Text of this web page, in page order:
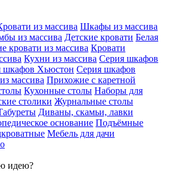
из массива Шкафы из массива
из массива Детские кровати Белая
кровати из массива Кровати
Кухни из массива Серия шкафов
шкафов Хьюстон Серия шкафов
массива Прихожие с каретной
Кухонные столы Наборы для
столики Журнальные столы
Диваны, скамьи, лавки
основание Подъёмные
Мебель для дачи